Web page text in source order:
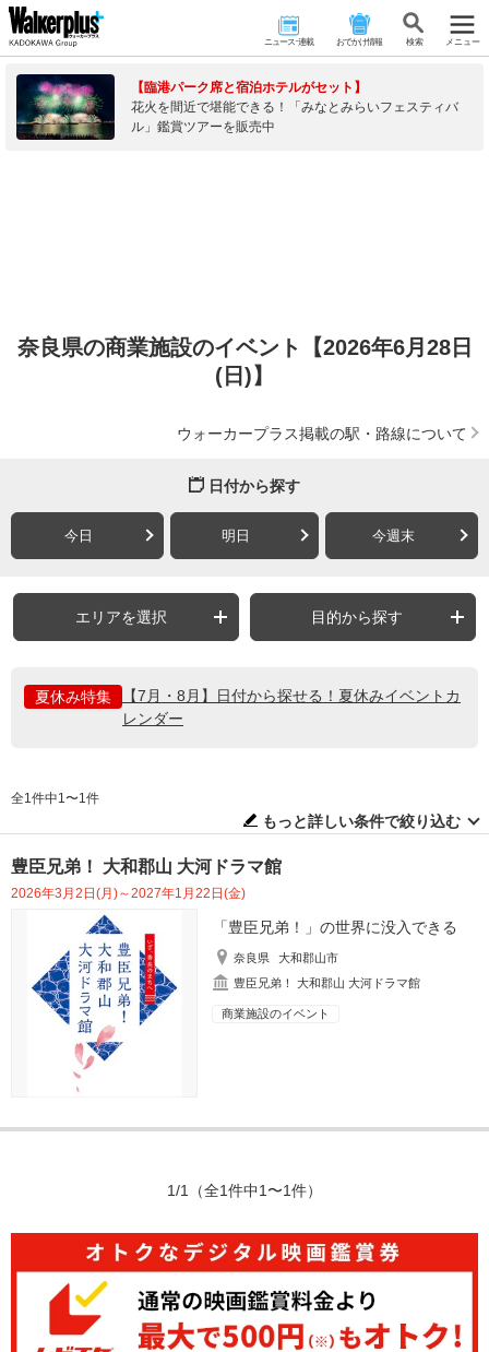
ニュース･連載 おでかけ情報 検 索 メニュー
【臨港パーク席と宿泊ホテルがセット】
花火を間近で堪能できる！「みなとみらいフェスティバ
ル」鑑賞ツアーを販売中
奈良県の商業施設のイベント【2026年6月28日
(日)】
ウォーカープラス掲載の駅・路線について
日付から探す
今日 明日 今週末
エリアを選択 目的から探す
夏休み特集
【7月・8月】日付から探せる！夏休みイベントカ
レンダー
全1件中1〜1件
もっと詳しい条件で絞り込む
豊臣兄弟！ 大和郡山 大河ドラマ館
2026年3月2日(月)～2027年1月22日(金)
「豊臣兄弟！」の世界に没入できる
奈良県
大和郡山市
豊臣兄弟！ 大和郡山 大河ドラマ館
商業施設のイベント
1/1 （全1件中1〜1件）